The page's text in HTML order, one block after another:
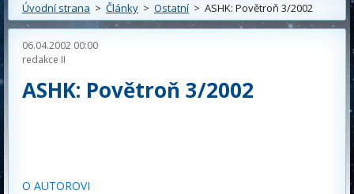
Úvodní strana > Články > Ostatní > ASHK: Povětroň 3/2002
06.04.2002 00:00
redakce II
ASHK: Povětroň 3/2002
O AUTOROVI